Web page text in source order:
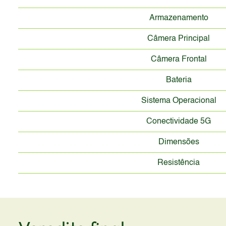
Armazenamento
Câmera Principal
Câmera Frontal
Bateria
Sistema Operacional
Conectividade 5G
Dimensões
Resistência